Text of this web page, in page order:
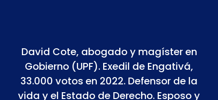
David Cote, abogado y magíster en
Gobierno (UPF). Exedil de Engativá,
33.000 votos en 2022. Defensor de la
vida y el Estado de Derecho. Esposo y